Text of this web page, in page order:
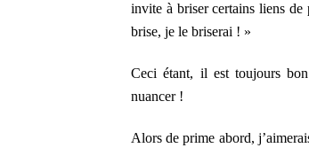
invite à briser certains liens
brise, je le briserai ! »
Ceci étant, il est toujours
nuancer !
Alors de prime abord,